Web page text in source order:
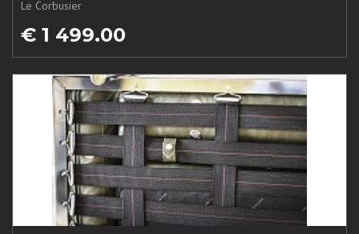
Le Corbusier
€ 1 499.00